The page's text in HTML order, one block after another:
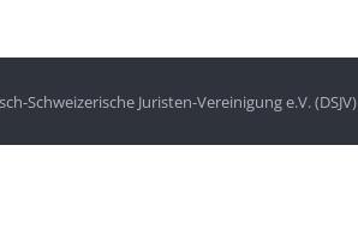
Schweizerische Juristen-Vereinigung e.V. (DSJV)